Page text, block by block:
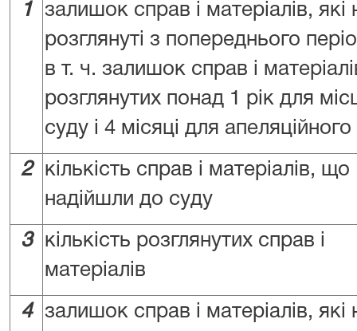
1
залишок справ і матеріалів, які
розглянуті з попереднього
в т. ч. залишок справ і
розглянутих понад 1 рік для
суду і 4 місяці для
2
кількість справ і матеріалів, що
надійшли до суду
3
кількість розглянутих справ і
матеріалів
4
залишок справ і матеріалів, які